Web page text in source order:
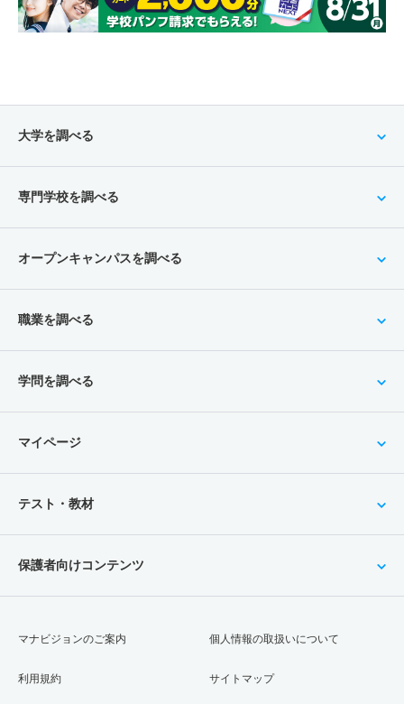
大学を調べる
専門学校を調べる
オープンキャンパスを調べる
職業を調べる
学問を調べる
マイページ
テスト・教材
保護者向けコンテンツ
マナビジョンのご案内
利用規約
個人情報の取扱いについて
サイトマップ